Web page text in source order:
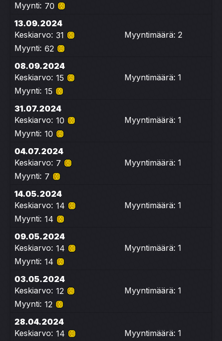
Myynti: 70
13.09.2024
Keskiarvo: 31
Myyntimäärä: 2
Myynti: 62
08.09.2024
Keskiarvo: 15
Myyntimäärä: 1
Myynti: 15
31.07.2024
Keskiarvo: 10
Myyntimäärä: 1
Myynti: 10
04.07.2024
Keskiarvo: 7
Myyntimäärä: 1
Myynti: 7
14.05.2024
Keskiarvo: 14
Myyntimäärä: 1
Myynti: 14
09.05.2024
Keskiarvo: 14
Myyntimäärä: 1
Myynti: 14
03.05.2024
Keskiarvo: 12
Myyntimäärä: 1
Myynti: 12
28.04.2024
Keskiarvo: 14
Myyntimäärä: 1